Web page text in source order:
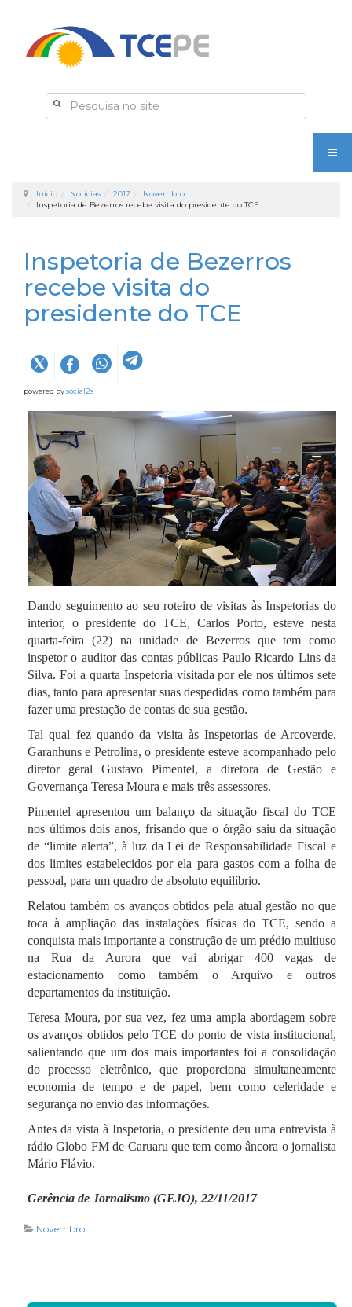
Início Notícias 2017
Novembro
Inspetoria de Bezerros recebe visita do presidente do TCE
Inspetoria de Bezerros
recebe visita do
presidente do TCE
powered bysocial2s
Dando seguimento ao seu roteiro de visitas às Inspetorias do
interior, o presidente do TCE, Carlos Porto, esteve nesta
quarta-feira (22) na unidade de Bezerros que tem como
inspetor o auditor das contas públicas Paulo Ricardo Lins da
Silva. Foi a quarta Inspetoria visitada por ele nos últimos sete
dias, tanto para apresentar suas despedidas como também para
fazer uma prestação de contas de sua gestão.
Tal qual fez quando da visita às Inspetorias de Arcoverde,
Garanhuns e Petrolina, o presidente esteve acompanhado pelo
diretor geral Gustavo Pimentel, a diretora de Gestão e
Governança Teresa Moura e mais três assessores.
Pimentel apresentou um balanço da situação fiscal do TCE
nos últimos dois anos, frisando que o órgão saiu da situação
de “limite alerta”, à luz da Lei de Responsabilidade Fiscal e
dos limites estabelecidos por ela para gastos com a folha de
pessoal, para um quadro de absoluto equilíbrio.
Relatou também os avanços obtidos pela atual gestão no que
toca à ampliação das instalações físicas do TCE, sendo a
conquista mais importante a construção de um prédio multiuso
na Rua da Aurora que vai abrigar 400 vagas de
estacionamento como também o Arquivo e outros
departamentos da instituição.
Teresa Moura, por sua vez, fez uma ampla abordagem sobre
os avanços obtidos pelo TCE do ponto de vista institucional,
salientando que um dos mais importantes foi a consolidação
do processo eletrônico, que proporciona simultaneamente
economia de tempo e de papel, bem como celeridade e
segurança no envio das informações.
Antes da vista à Inspetoria, o presidente deu uma entrevista à
rádio Globo FM de Caruaru que tem como âncora o jornalista
Mário Flávio.
Gerência de Jornalismo (GEJO), 22/11/2017
Novembro